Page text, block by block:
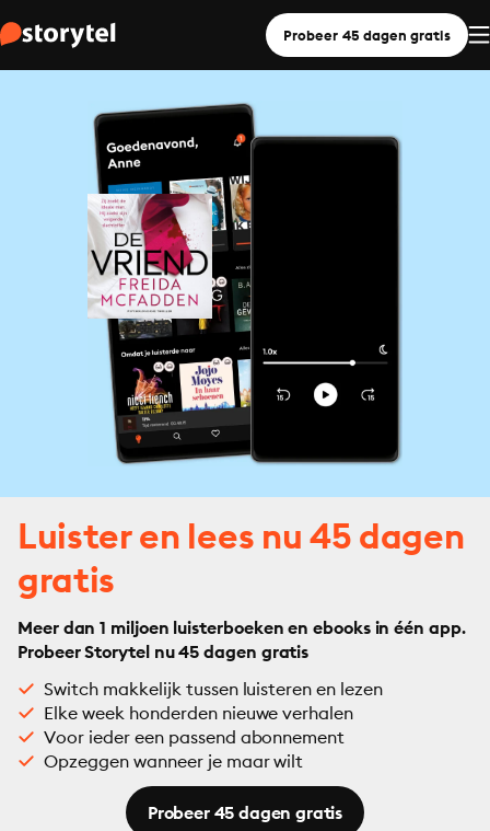
Probeer 45 dagen gratis
Luister en lees nu 45 dagen
gratis
Meer dan 1 miljoen luisterboeken en ebooks in één app.
Probeer Storytel nu 45 dagen gratis
Switch makkelijk tussen luisteren en lezen
Elke week honderden nieuwe verhalen
Voor ieder een passend abonnement
Opzeggen wanneer je maar wilt
Probeer 45 dagen gratis